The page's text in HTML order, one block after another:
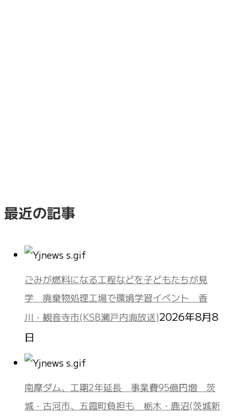
最近の記事
ごみが燃料になる工程などを子どもたちが見
学 廃棄物処理工場で環境学習イベント 香
川・観音寺市(KSB瀬戸内海放送)2026年8月8
日
南摩ダム、工期2年延長 事業費95億円増 茨
城・古河市、五霞町負担も 栃木・鹿沼(茨城新